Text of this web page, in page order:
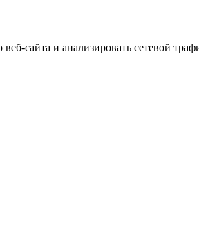
сайта и анализировать сетевой